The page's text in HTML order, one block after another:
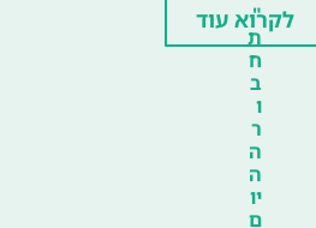
"
ת
ח
ב
ו
ר
ה
ה
יו
ם
לקרוא עוד